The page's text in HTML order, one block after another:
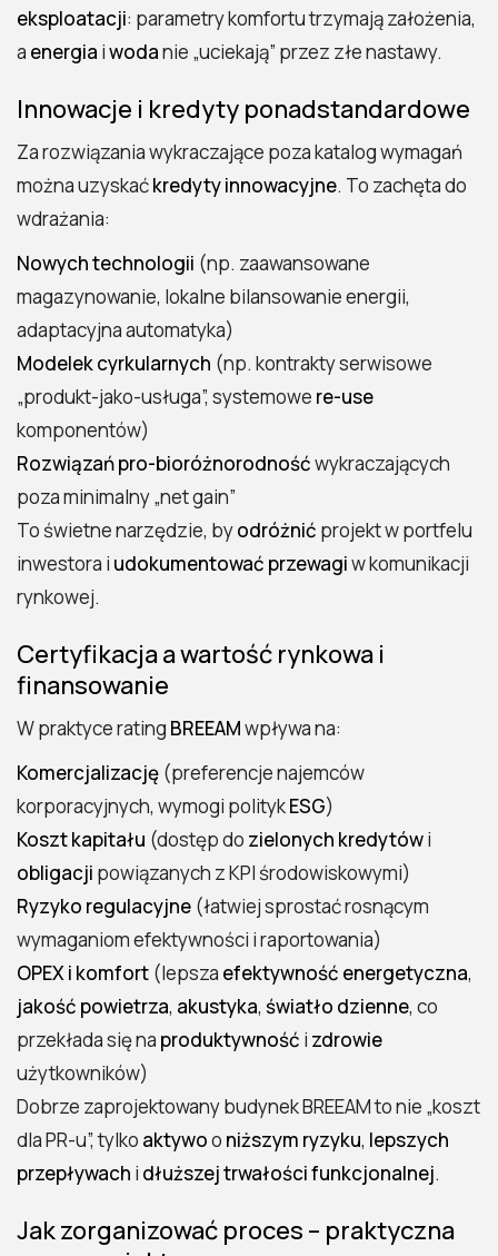
eksploatacji: parametry komfortu trzymają założenia,
a energia iwodanie „uciekają” przez złe nastawy.
Innowacje i kredyty ponadstandardowe
Za rozwiązania wykraczające poza katalog wymagań
można uzyskaćkredyty innowacyjne. To zachęta do
wdrażania:
Nowych technologii (np. zaawansowane
magazynowanie, lokalne bilansowanie energii,
adaptacyjna automatyka)
Modelek cyrkularnych (np. kontrakty serwisowe
„produkt-jako-usługa”, systemowe re-use
komponentów)
Rozwiązań pro-bioróżnorodnośćwykraczających
poza minimalny „net gain”
To świetne narzędzie, byodróżnić projekt w portfelu
inwestora i udokumentować przewagiw komunikacji
rynkowej.
Certyfikacja a wartość rynkowa i
finansowanie
W praktyce rating BREEAMwpływa na:
Komercjalizację (preferencje najemców
korporacyjnych, wymogi politykESG)
Koszt kapitału (dostęp do zielonych kredytówi
obligacji powiązanych z KPI środowiskowymi)
Ryzyko regulacyjne (łatwiej sprostać rosnącym
wymaganiom efektywności i raportowania)
OPEX i komfort (lepsza efektywność energetyczna,
jakość powietrza, akustyka, światło dzienne, co
przekłada się na produktywność i zdrowie
użytkowników)
Dobrze zaprojektowany budynek BREEAM to nie „koszt
dla PR-u”, tylko aktywoo niższym ryzyku, lepszych
przepływach i dłuższej trwałości funkcjonalnej.
Jak zorganizować proces – praktyczna